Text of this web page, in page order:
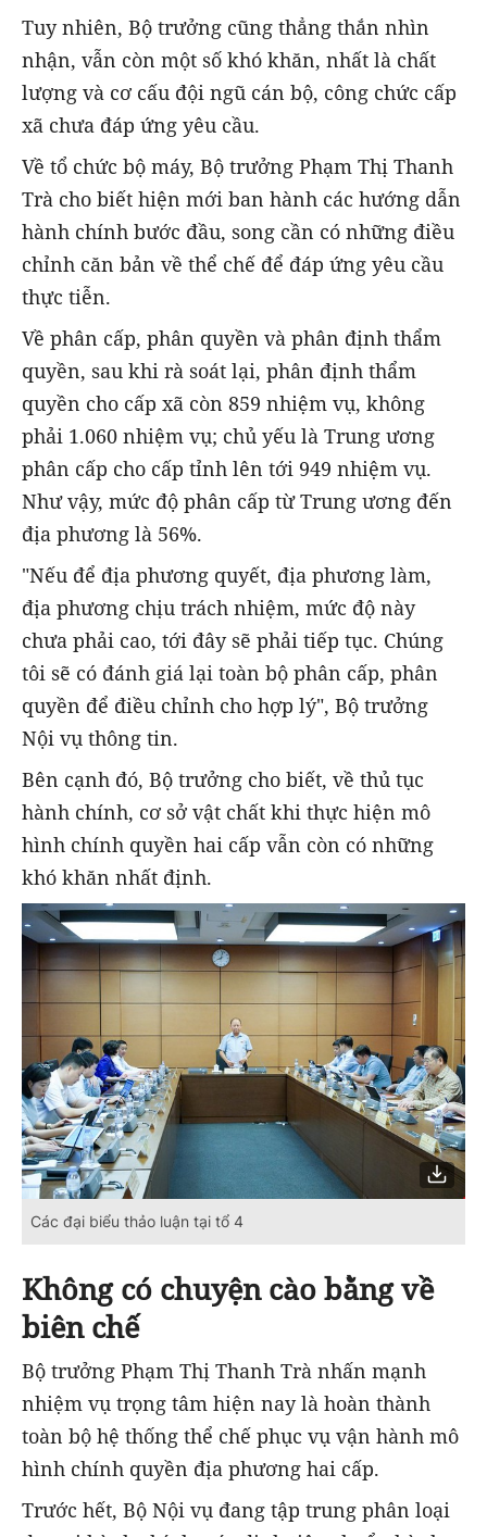
Tuy nhiên, Bộ trưởng cũng thẳng thắn nhìn
nhận, vẫn còn một số khó khăn, nhất là chất
lượng và cơ cấu đội ngũ cán bộ, công chức cấp
xã chưa đáp ứng yêu cầu.
Về tổ chức bộ máy, Bộ trưởng Phạm Thị Thanh
Trà cho biết hiện mới ban hành các hướng dẫn
hành chính bước đầu, song cần có những điều
chỉnh căn bản về thể chế để đáp ứng yêu cầu
thực tiễn.
Về phân cấp, phân quyền và phân định thẩm
quyền, sau khi rà soát lại, phân định thẩm
quyền cho cấp xã còn 859 nhiệm vụ, không
phải 1.060 nhiệm vụ; chủ yếu là Trung ương
phân cấp cho cấp tỉnh lên tới 949 nhiệm vụ.
Như vậy, mức độ phân cấp từ Trung ương đến
địa phương là 56%.
"Nếu để địa phương quyết, địa phương làm,
địa phương chịu trách nhiệm, mức độ này
chưa phải cao, tới đây sẽ phải tiếp tục. Chúng
tôi sẽ có đánh giá lại toàn bộ phân cấp, phân
quyền để điều chỉnh cho hợp lý", Bộ trưởng
Nội vụ thông tin.
Bên cạnh đó, Bộ trưởng cho biết, về thủ tục
hành chính, cơ sở vật chất khi thực hiện mô
hình chính quyền hai cấp vẫn còn có những
khó khăn nhất định.
Các đại biểu thảo luận tại tổ 4
Không có chuyện cào bằng về
biên chế
Bộ trưởng Phạm Thị Thanh Trà nhấn mạnh
nhiệm vụ trọng tâm hiện nay là hoàn thành
toàn bộ hệ thống thể chế phục vụ vận hành mô
hình chính quyền địa phương hai cấp.
Trước hết, Bộ Nội vụ đang tập trung phân loại